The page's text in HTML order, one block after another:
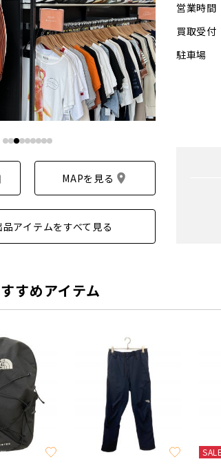
MAPを見る
アイテムをすべて見る
営業時間
買取受付
駐車場
すめアイテム
SALE